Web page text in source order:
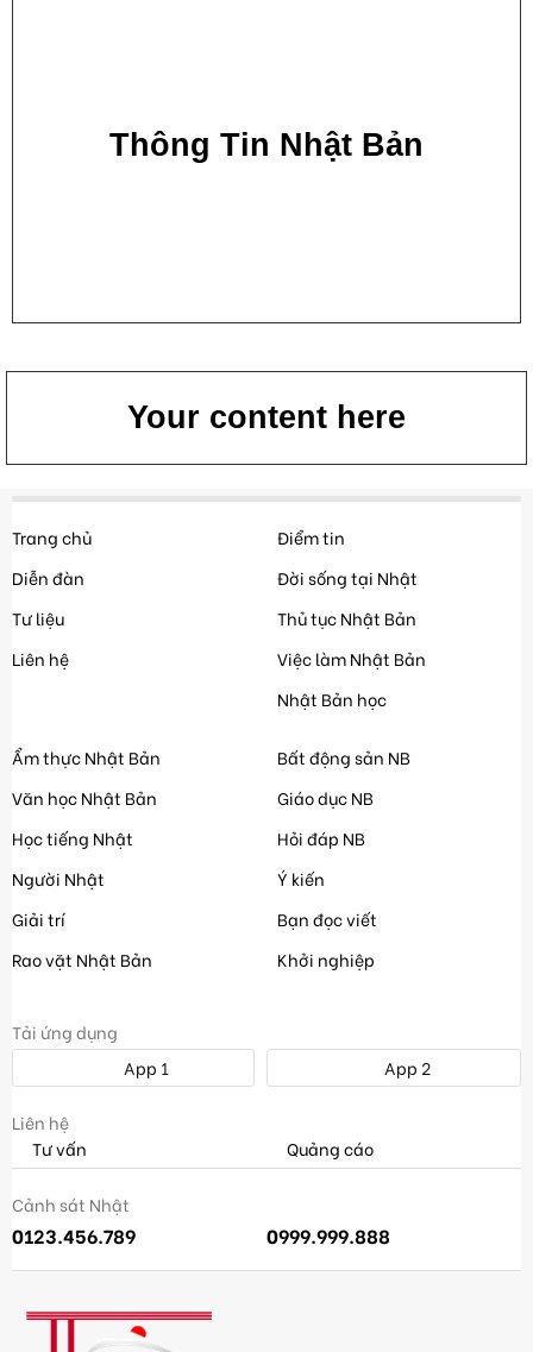
Thông Tin Nhật Bản
Your content here
Trang chủ
Diễn đàn
Tư liệu
Liên hệ
Điểm tin
Đời sống tại Nhật
Thủ tục Nhật Bản
Việc làm Nhật Bản
Nhật Bản học
Ẩm thực Nhật Bản
Văn học Nhật Bản
Học tiếng Nhật
Người Nhật
Giải trí
Rao vặt Nhật Bản
Bất động sản NB
Giáo dục NB
Hỏi đáp NB
Ý kiến
Bạn đọc viết
Khởi nghiệp
Tải ứng dụng
App 1
App 2
Liên hệ
Tư vấn
Quảng cáo
Cảnh sát Nhật
0123.456.789 0999.999.888